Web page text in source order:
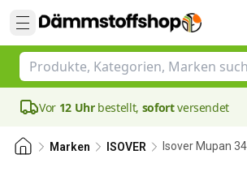
Vor 12 Uhrbestellt, sofortversendet
Marken ISOVER Isover Mupan